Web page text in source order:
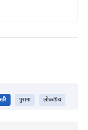
पुराना लोकप्रिय